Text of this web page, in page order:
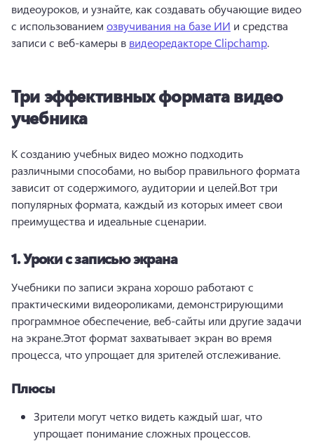
видеоуроков, и узнайте, как создавать обучающие видео
с использованием озвучивания на базе ИИ и средства
записи с веб-камеры в видеоредакторе Clipchamp.
Три эффективных формата видео
учебника
К созданию учебных видео можно подходить
различными способами, но выбор правильного формата
зависит от содержимого, аудитории и целей.Вот три
популярных формата, каждый из которых имеет свои
преимущества и идеальные сценарии.
1.Уроки с записью экрана
Учебники по записи экрана хорошо работают с
практическими видеороликами, демонстрирующими
программное обеспечение, веб-сайты или другие задачи
на экране.Этот формат захватывает экран во время
процесса, что упрощает для зрителей отслеживание.
Плюсы
Зрители могут четко видеть каждый шаг, что
упрощает понимание сложных процессов.